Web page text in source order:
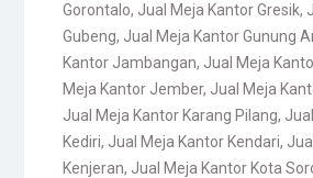
Gorontalo, Jual Meja Kantor Gresik,
Gubeng, Jual Meja Kantor Gunung
Kantor Jambangan, Jual Meja
Meja Kantor Jember, Jual Meja
Jual Meja Kantor Karang Pilang,
Kediri, Jual Meja Kantor Kendari,
Kenjeran, Jual Meja Kantor Kota